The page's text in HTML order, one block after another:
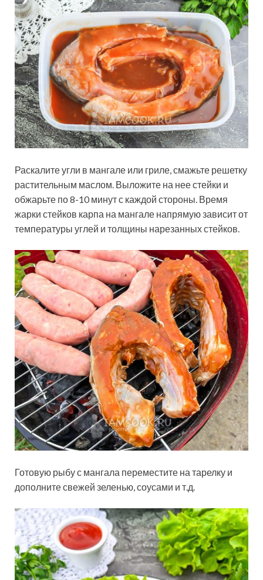
Раскалите угли в мангале или гриле, смажьте решетку
растительным маслом. Выложите на нее стейки и
обжарьте по 8-10 минут с каждой стороны. Время
жарки стейков карпа на мангале напрямую зависит от
температуры углей и толщины нарезанных стейков.
Готовую рыбу с мангала переместите на тарелку и
дополните свежей зеленью, соусами и т.д.